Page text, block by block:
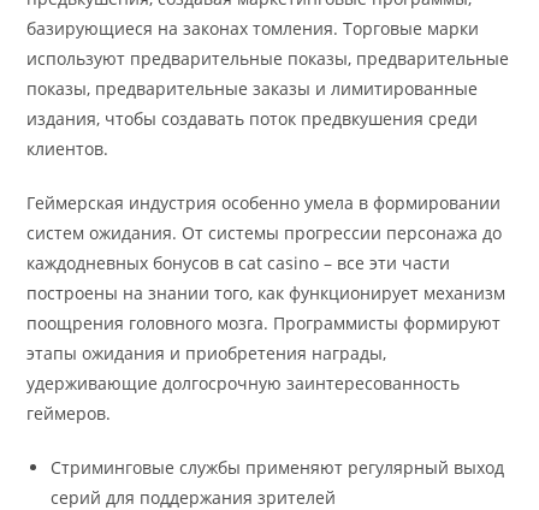
базирующиеся на законах томления. Торговые марки
используют предварительные показы, предварительные
показы, предварительные заказы и лимитированные
издания, чтобы создавать поток предвкушения среди
клиентов.
Геймерская индустрия особенно умела в формировании
систем ожидания. От системы прогрессии персонажа до
каждодневных бонусов в cat casino – все эти части
построены на знании того, как функционирует механизм
поощрения головного мозга. Программисты формируют
этапы ожидания и приобретения награды,
удерживающие долгосрочную заинтересованность
геймеров.
Стриминговые службы применяют регулярный выход
серий для поддержания зрителей